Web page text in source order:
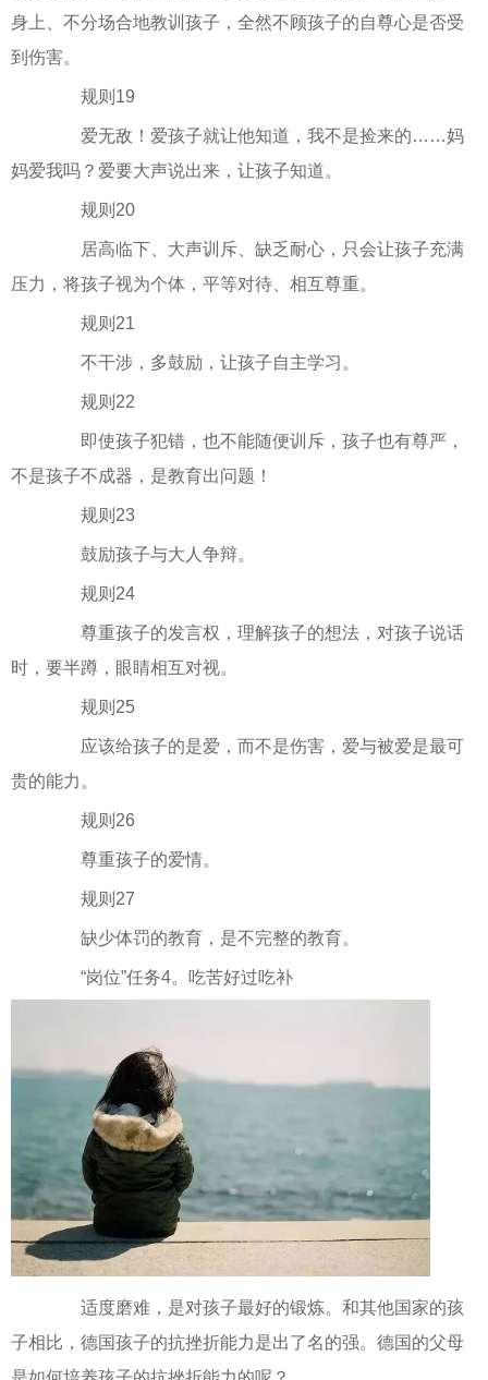
身上、不分场合地教训孩子，全然不顾孩子的自尊心是否受
到伤害。
规则19
爱无敌！爱孩子就让他知道，我不是捡来的……妈
妈爱我吗？爱要大声说出来，让孩子知道。
规则20
居高临下、大声训斥、缺乏耐心，只会让孩子充满
压力，将孩子视为个体，平等对待、相互尊重。
规则21
不干涉，多鼓励，让孩子自主学习。
规则22
即使孩子犯错，也不能随便训斥，孩子也有尊严，
不是孩子不成器，是教育出问题！
规则23
鼓励孩子与大人争辩。
规则24
尊重孩子的发言权，理解孩子的想法，对孩子说话
时，要半蹲，眼睛相互对视。
规则25
应该给孩子的是爱，而不是伤害，爱与被爱是最可
贵的能力。
规则26
尊重孩子的爱情。
规则27
缺少体罚的教育，是不完整的教育。
“岗位”任务4。吃苦好过吃补
适度磨难，是对孩子最好的锻炼。和其他国家的孩
子相比，德国孩子的抗挫折能力是出了名的强。德国的父母